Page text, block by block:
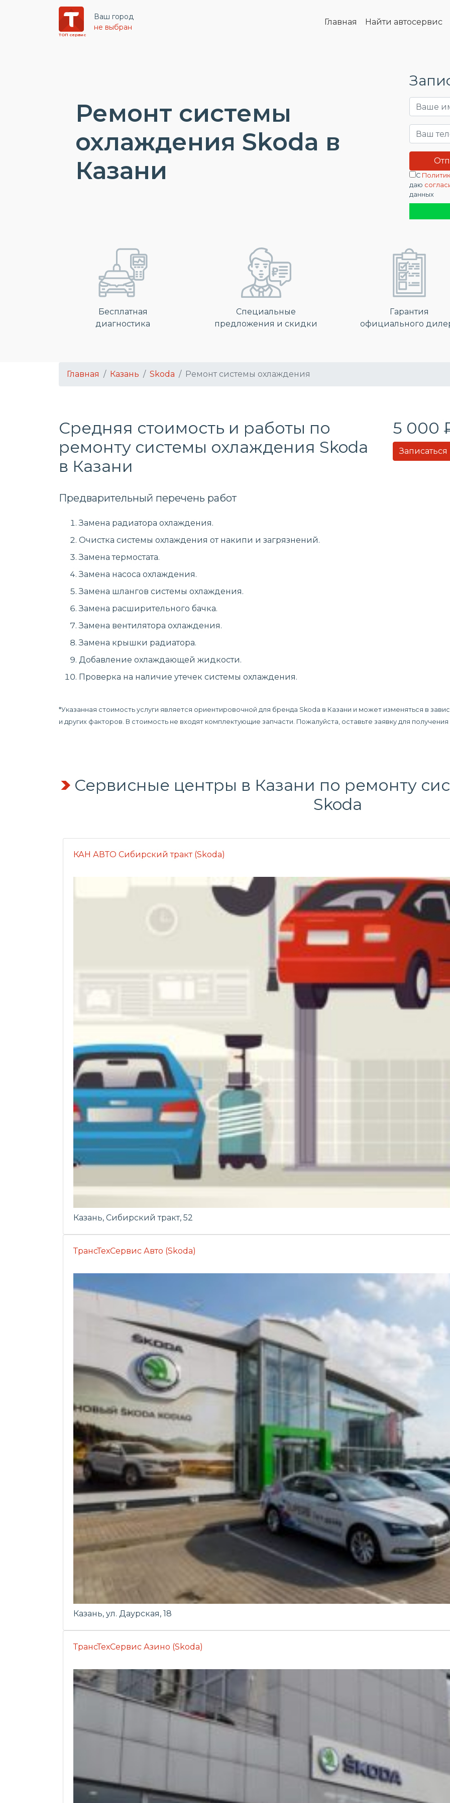
ТОП сервис
Ваш город
не выбран
Главная Найти автосервис
Ремонт системы
охлаждения Skoda в
Казани
С
даю
данных
Бесплатная
диагностика
Специальные
предложения и скидки
Гарантия
официального
Главная Казань Skoda Ремонт системы охлаждения
Средняя стоимость и работы по
ремонту системы охлаждения Skoda
в Казани
5 000
Предварительный перечень работ
Замена радиатора охлаждения.
Очистка системы охлаждения от накипи и загрязнений.
Замена термостата.
Замена насоса охлаждения.
Замена шлангов системы охлаждения.
Замена расширительного бачка.
Замена вентилятора охлаждения.
Замена крышки радиатора.
Добавление охлаждающей жидкости.
Проверка на наличие утечек системы охлаждения.
*Указанная стоимость услуги является ориентировочной для бренда Skoda в Казани и может изменяться в
и других факторов. В стоимость не входят комплектующие запчасти. Пожалуйста, оставьте заявку для
Сервисные центры в Казани по ремонту
Skoda
КАН АВТО Сибирский тракт (Skoda)
Казань, Сибирский тракт, 52
ТрансТехСервис Авто (Skoda)
Казань, ул. Даурская, 18
ТрансТехСервис Азино (Skoda)